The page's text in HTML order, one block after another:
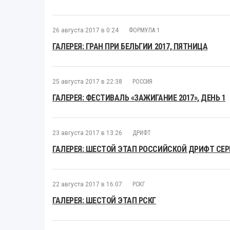
26 августа 2017 в 0:24 ФОРМУЛА 1
ГАЛЕРЕЯ: ГРАН ПРИ БЕЛЬГИИ 2017, ПЯТНИЦА
25 августа 2017 в 22:38 РОССИЯ
ГАЛЕРЕЯ: ФЕСТИВАЛЬ «ЗАЖИГАНИЕ 2017», ДЕНЬ 1
23 августа 2017 в 13:26 ДРИФТ
ГАЛЕРЕЯ: ШЕСТОЙ ЭТАП РОССИЙСКОЙ ДРИФТ
22 августа 2017 в 16:07 РСКГ
ГАЛЕРЕЯ: ШЕСТОЙ ЭТАП РСКГ